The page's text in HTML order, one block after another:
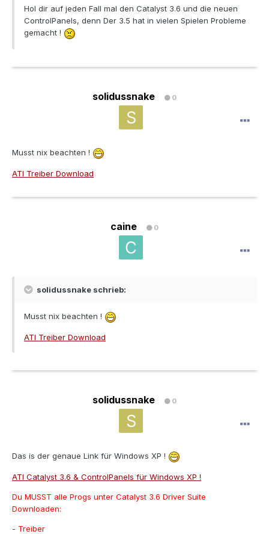
Hol dir auf jeden Fall mal den Catalyst 3.6 und die neuen
ControlPanels, denn Der 3.5 hat in vielen Spielen Probleme
gemacht !
solidussnake 0
Musst nix beachten !
ATI Treiber Download
caine 0
solidussnake schrieb:
Musst nix beachten !
ATI Treiber Download
solidussnake 0
Das is der genaue Link für Windows XP !
ATI Catalyst 3.6 & ControlPanels für Windows XP !
Du MUSST alle Progs unter Catalyst 3.6 Driver Suite
Downloaden:
- Treiber